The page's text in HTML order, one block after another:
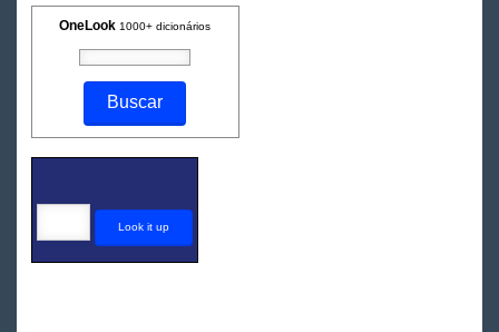
OneLook 1000+ dicionários